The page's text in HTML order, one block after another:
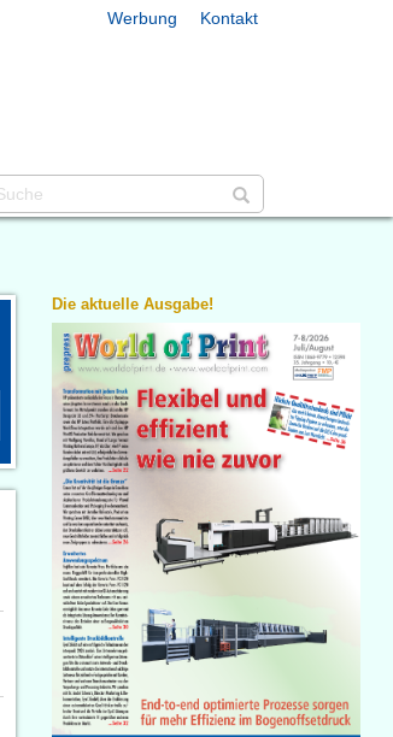
Werbung Kontakt
Die aktuelle Ausgabe!